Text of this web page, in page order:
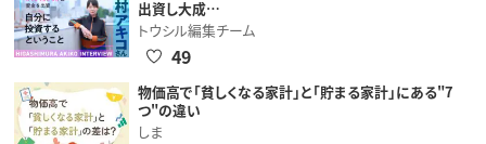
出資し大成…
トウシル編集チーム
49
物価高で「貧しくなる家計」と「貯まる家計」にある"7
つ"の違い
しま